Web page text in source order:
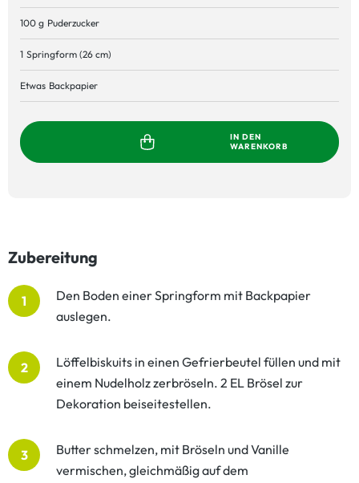
100 g Puderzucker
1 Springform (26 cm)
Etwas Backpapier
IN DEN
WARENKORB
Zubereitung
1
Den Boden einer Springform mit Backpapier
auslegen.
2
Löffelbiskuits in einen Gefrierbeutel füllen und mit
einem Nudelholz zerbröseln. 2 EL Brösel zur
Dekoration beiseitestellen.
3
Butter schmelzen, mit Bröseln und Vanille
vermischen, gleichmäßig auf dem